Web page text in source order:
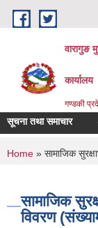
Skip to main content
वारागुङ
कार्यालय
गण्डकी
सूचना तथा समाचार
You are
Home » सामाजिक
सामाजिक
विवरण